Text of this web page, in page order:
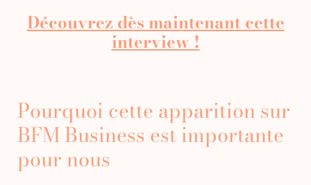
Découvrez dès maintenant cette
interview !
Pourquoi cette apparition sur
BFM Business est importante
pour nous